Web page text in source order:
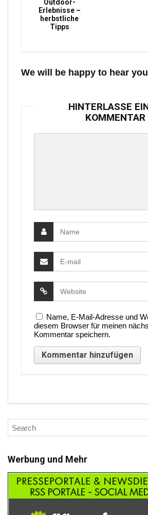
Outdoor-
Erlebnisse –
herbstliche
Tipps
We will be happy to hear
HINTERLASSE
KOMMENTAR
Name, E-Mail-Adresse und
diesem Browser für meinen
Kommentar speichern.
Werbung und Mehr